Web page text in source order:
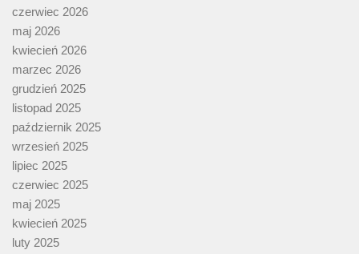
czerwiec 2026
maj 2026
kwiecień 2026
marzec 2026
grudzień 2025
listopad 2025
październik 2025
wrzesień 2025
lipiec 2025
czerwiec 2025
maj 2025
kwiecień 2025
luty 2025